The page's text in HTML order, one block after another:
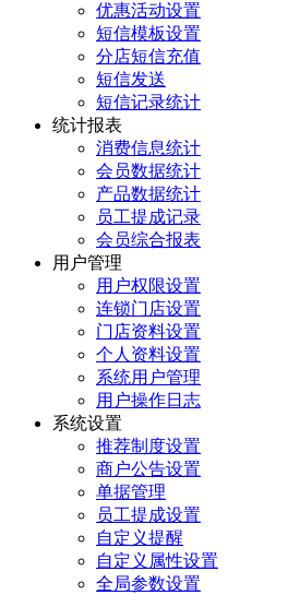
优惠活动设置
短信模板设置
分店短信充值
短信发送
短信记录统计
统计报表
消费信息统计
会员数据统计
产品数据统计
员工提成记录
会员综合报表
用户管理
用户权限设置
连锁门店设置
门店资料设置
个人资料设置
系统用户管理
用户操作日志
系统设置
推荐制度设置
商户公告设置
单据管理
员工提成设置
自定义提醒
自定义属性设置
全局参数设置